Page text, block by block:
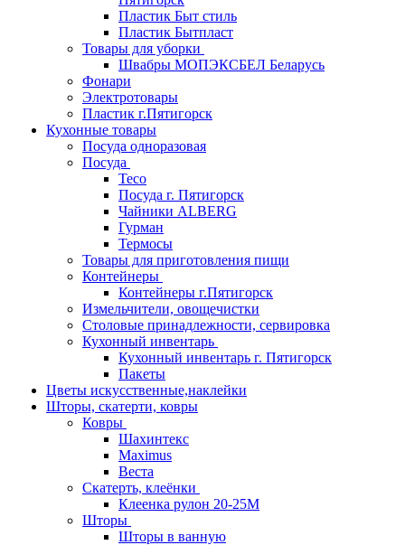
Пластик Быт стиль
Пластик Бытпласт
Товары для уборки
Швабры МОПЭКСБЕЛ Беларусь
Фонари
Электротовары
Пластик г.Пятигорск
Кухонные товары
Посуда одноразовая
Посуда
Teco
Посуда г. Пятигорск
Чайники ALBERG
Гурман
Термосы
Товары для приготовления пищи
Контейнеры
Контейнеры г.Пятигорск
Измельчители, овощечистки
Столовые принадлежности, сервировка
Кухонный инвентарь
Кухонный инвентарь г. Пятигорск
Пакеты
Цветы искусственные,наклейки
Шторы, скатерти, ковры
Ковры
Шахинтекс
Maximus
Веста
Скатерть, клеёнки
Клеенка рулон 20-25М
Шторы
Шторы в ванную